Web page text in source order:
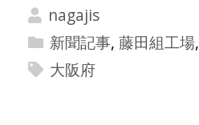
nagajis
新聞記事, 藤田組工場,
大阪府